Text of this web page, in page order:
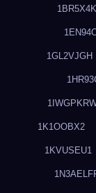
1GL2VJGH
1K1OOBX2
1KVUSEU1